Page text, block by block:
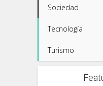
Sociedad
Tecnología
Turismo